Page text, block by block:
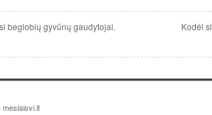
beglobių gyvūnų gaudytojai.
Kodėl
meslaisvi.lt